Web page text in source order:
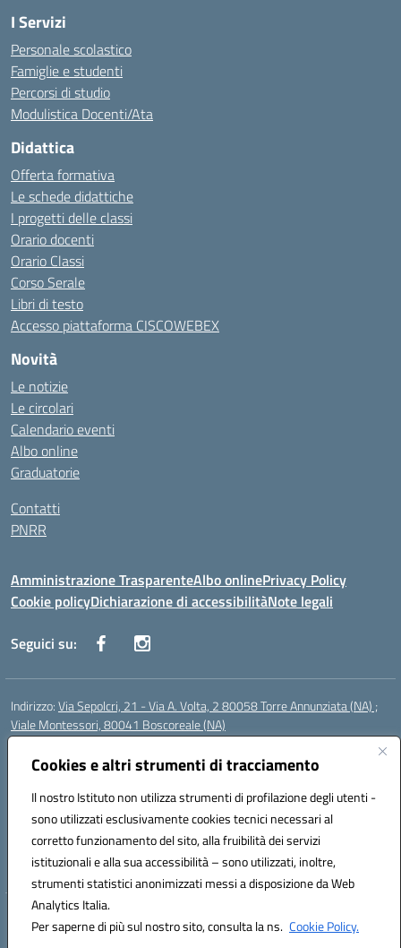
Cookies e altri strumenti di tracciamento
Il nostro Istituto non utilizza strumenti di profilazione degli utenti -
sono utilizzati esclusivamente cookies tecnici necessari al
corretto funzionamento del sito, alla fruibilità dei servizi
istituzionali e alla sua accessibilità – sono utilizzati, inoltre,
strumenti statistici anonimizzati messi a disposizione da Web
Analytics Italia.
Per saperne di più sul nostro sito, consulta la ns. Cookie Policy.
I Servizi
Personale scolastico
Famiglie e studenti
Percorsi di studio
Modulistica Docenti/Ata
Didattica
Offerta formativa
Le schede didattiche
I progetti delle classi
Orario docenti
Orario Classi
Corso Serale
Libri di testo
Accesso piattaforma CISCOWEBEX
Novità
Le notizie
Le circolari
Calendario eventi
Albo online
Graduatorie
Contatti
PNRR
Amministrazione TrasparenteAlbo onlinePrivacy Policy
Cookie policyDichiarazione di accessibilitàNote legali
Seguici su:
Indirizzo:Via Sepolcri, 21 - Via A. Volta, 2 80058 Torre Annunziata (NA) ;
Viale Montessori, 80041 Boscoreale (NA)
Centralino:
Posta elettronica certificata (PEC):nais04100b@pec.istruzione.it
Codice fiscale: 82008750638
Codice meccanografico:NAIS04100B
Codice Indice delle Pubbliche Amministrazioni (IPA): istsc_nais04100b
Codice unico di fatturazione (CUF): UFELOU
Hosting & Powered by 3D Solution S.r.l.
Concept & Design by Designers Italia